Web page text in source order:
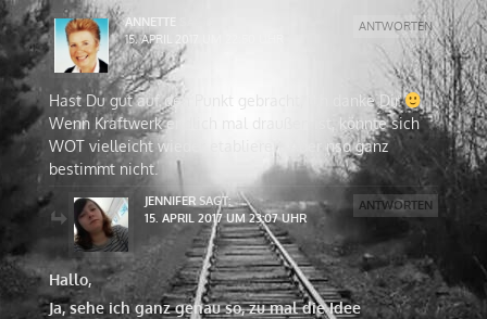
ANNETTE
15. APRIL 2017 UM 22:50 UHR
Hast Du gut auf den Punkt gebracht, ich danke Dir
Wenn Kraftwerk endlich mal draußen ist, könnte sich
WOT vielleicht wieder etablieren. Aber nso ganz
bestimmt nicht.
ANTWORTEN
JENNIFER SAGT:
15. APRIL 2017 UM 23:07 UHR
Hallo,
Ja, sehe ich ganz genau so, zu mal die Idee
ANTWORTEN